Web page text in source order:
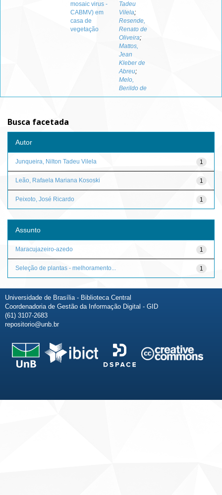
mosaic virus -
CABMV) em
casa de
vegetação
Tadeu
Vilela;
Resende,
Renato de
Oliveira;
Mattos,
Jean
Kleber de
Abreu;
Melo,
Berildo de
Busca facetada
Autor
1
Junqueira, Nilton Tadeu Vilela
1
Leão, Rafaela Mariana Kososki
1
Peixoto, José Ricardo
Assunto
1
Maracujazeiro-azedo
1
Seleção de plantas - melhoramento...
Universidade de Brasília - Biblioteca Central
Coordenadoria de Gestão da Informação Digital - GID
(61) 3107-2683
repositorio@unb.br